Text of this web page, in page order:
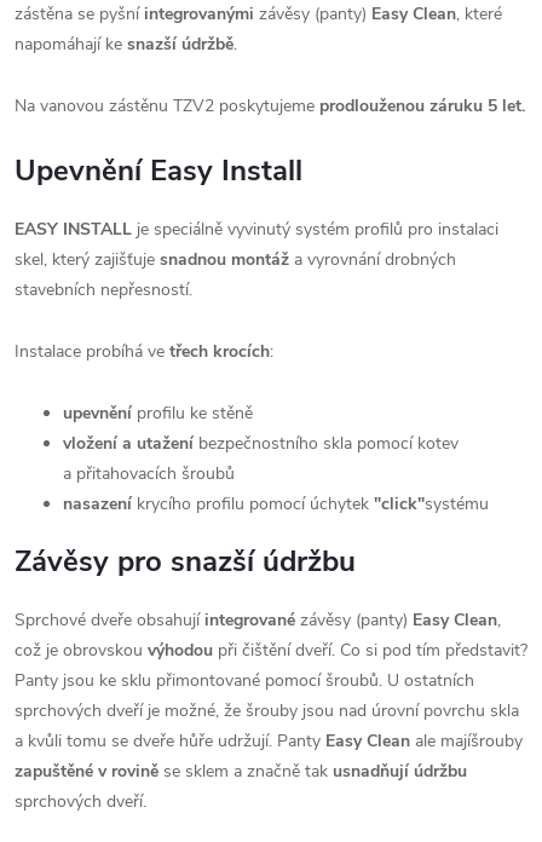
zástěna se pyšníintegrovanými závěsy (panty) Easy Clean, které
napomáhají ke snazší údržbě.
Na vanovou zástěnu TZV2 poskytujeme prodlouženou záruku 5 let.
Upevnění Easy Install
EASY INSTALL je speciálně vyvinutý systém profilů pro instalaci
skel, který zajišťuje snadnou montáž a vyrovnání drobných
stavebních nepřesností.
Instalace probíhá ve třech krocích:
upevnění profilu ke stěně
vložení a utažení bezpečnostního skla pomocí kotev
a přitahovacích šroubů
nasazení krycího profilu pomocí úchytek "click"systému
Závěsy pro snazší údržbu
Sprchové dveře obsahujíintegrované závěsy (panty) Easy Clean,
což je obrovskou výhodou při čištění dveří. Co si pod tím představit?
Panty jsou ke sklu přimontované pomocí šroubů. U ostatních
sprchových dveří je možné, že šrouby jsou nad úrovní povrchu skla
a kvůli tomu se dveře hůře udržují. Panty Easy Clean ale majíšrouby
zapuštěné v rovině se sklem a značně tak usnadňují údržbu
sprchových dveří.